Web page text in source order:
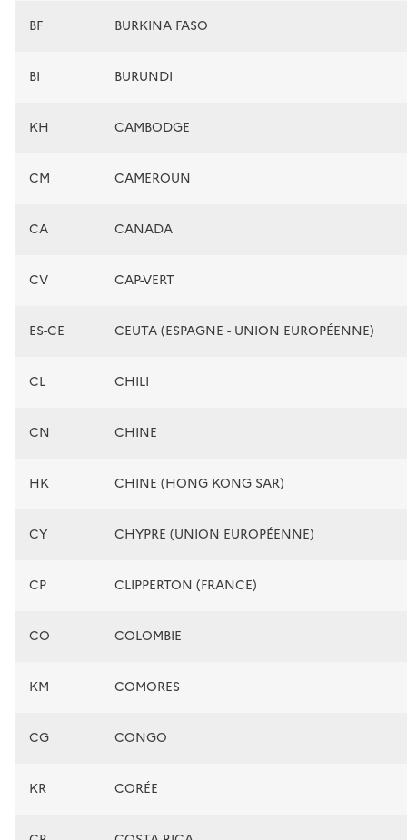
BF BURKINA FASO
BI BURUNDI
KH CAMBODGE
CM CAMEROUN
CA CANADA
CV CAP-VERT
ES-CE CEUTA (ESPAGNE - UNION EUROPÉENNE)
CL CHILI
CN CHINE
HK CHINE (HONG KONG SAR)
CY CHYPRE (UNION EUROPÉENNE)
CP CLIPPERTON (FRANCE)
CO COLOMBIE
KM COMORES
CG CONGO
KR CORÉE